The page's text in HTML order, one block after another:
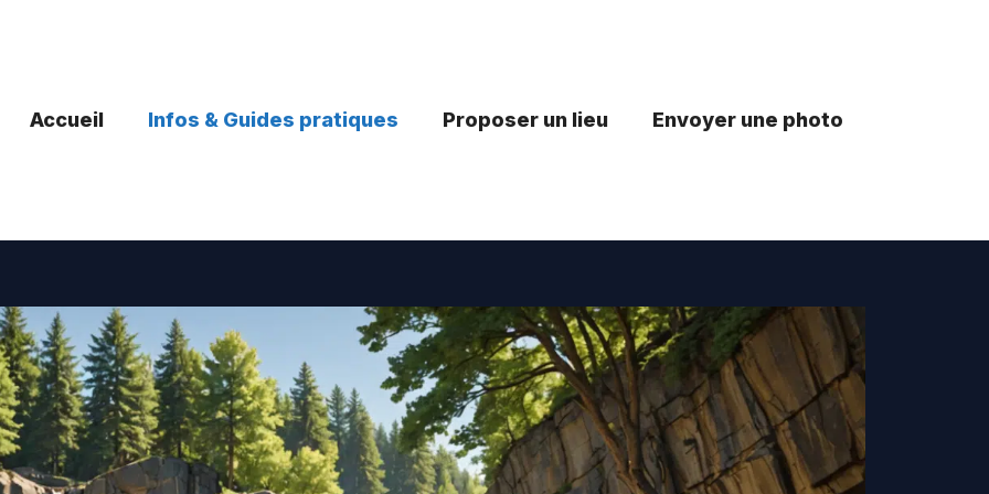
Accueil Infos & Guides pratiques Proposer un lieu Envoyer une photo